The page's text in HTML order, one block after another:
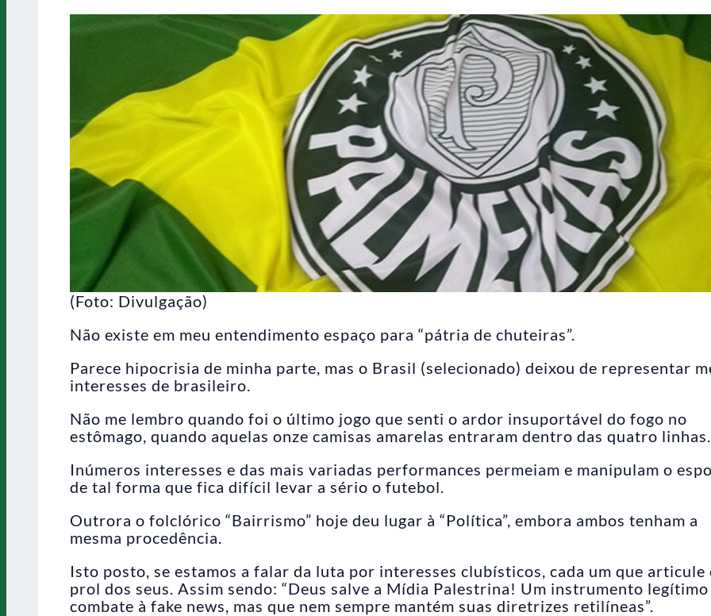
(Foto: Divulgação)
Não existe em meu entendimento espaço para “pátria de chuteiras”.
Parece hipocrisia de minha parte, mas o Brasil (selecionado) deixou de representar
interesses de brasileiro.
Não me lembro quando foi o último jogo que senti o ardor insuportável do fogo no
estômago, quando aquelas onze camisas amarelas entraram dentro das quatro linhas.
Inúmeros interesses e das mais variadas performances permeiam e manipulam o
de tal forma que fica difícil levar a sério o futebol.
Outrora o folclórico “Bairrismo” hoje deu lugar à “Política”, embora ambos tenham a
mesma procedência.
Isto posto, se estamos a falar da luta por interesses clubísticos, cada um que articule
prol dos seus. Assim sendo: “Deus salve a Mídia Palestrina! Um instrumento legítimo
combate à fake news, mas que nem sempre mantém suas diretrizes retilíneas”.